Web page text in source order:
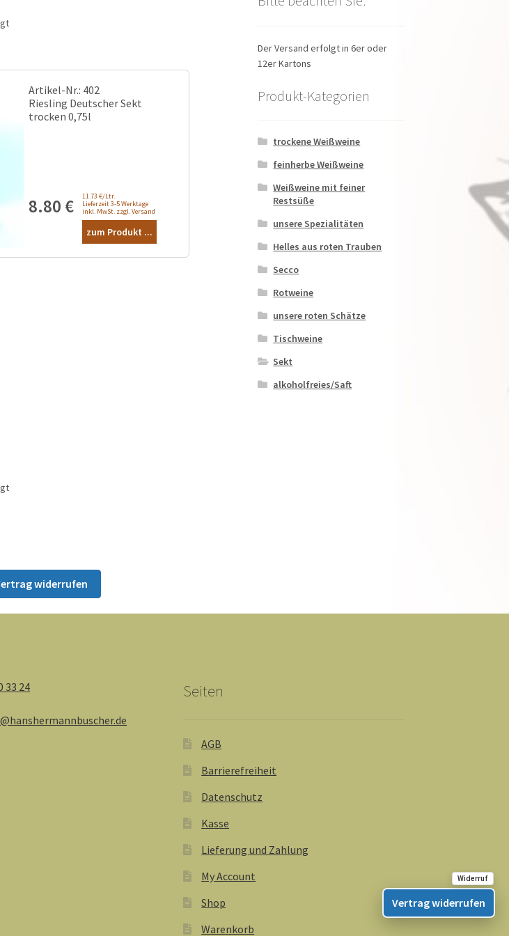
Artikel-Nr.: 402
Riesling Deutscher Sekt
trocken 0,75l
11.73 €/Ltr.
Lieferzeit 3-5 Werktage
inkl. MwSt. zzgl. Versand
8.80 €
zum Produkt ...
Der Versand erfolgt in 6er oder
12er Kartons
Produkt-Kategorien
trockene Weißweine
feinherbe Weißweine
Weißweine mit feiner
Restsüße
unsere Spezialitäten
Helles aus roten Trauben
Secco
Rotweine
unsere roten Schätze
Tischweine
Sekt
alkoholfreies/Saft
widerrufen
33 24 Seiten
AGB
Barrierefreiheit
Datenschutz
Kasse
Lieferung und Zahlung
My Account
Shop
Warenkorb
Vertrag widerrufen